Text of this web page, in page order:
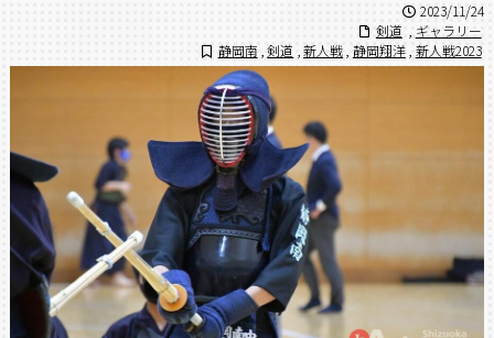
2023/11/24
剣道
ギャラリー
静岡南 剣道 新人戦 静岡翔洋 新人戦2023